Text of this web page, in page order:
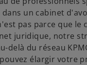
un cabinet
pas parce que le
juridique, notre
du réseau
élargir votre